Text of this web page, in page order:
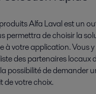
Alfa Laval est un
permettra de choisir la
à votre application. Vous
des partenaires locaux
possibilité de demander
de votre choix.